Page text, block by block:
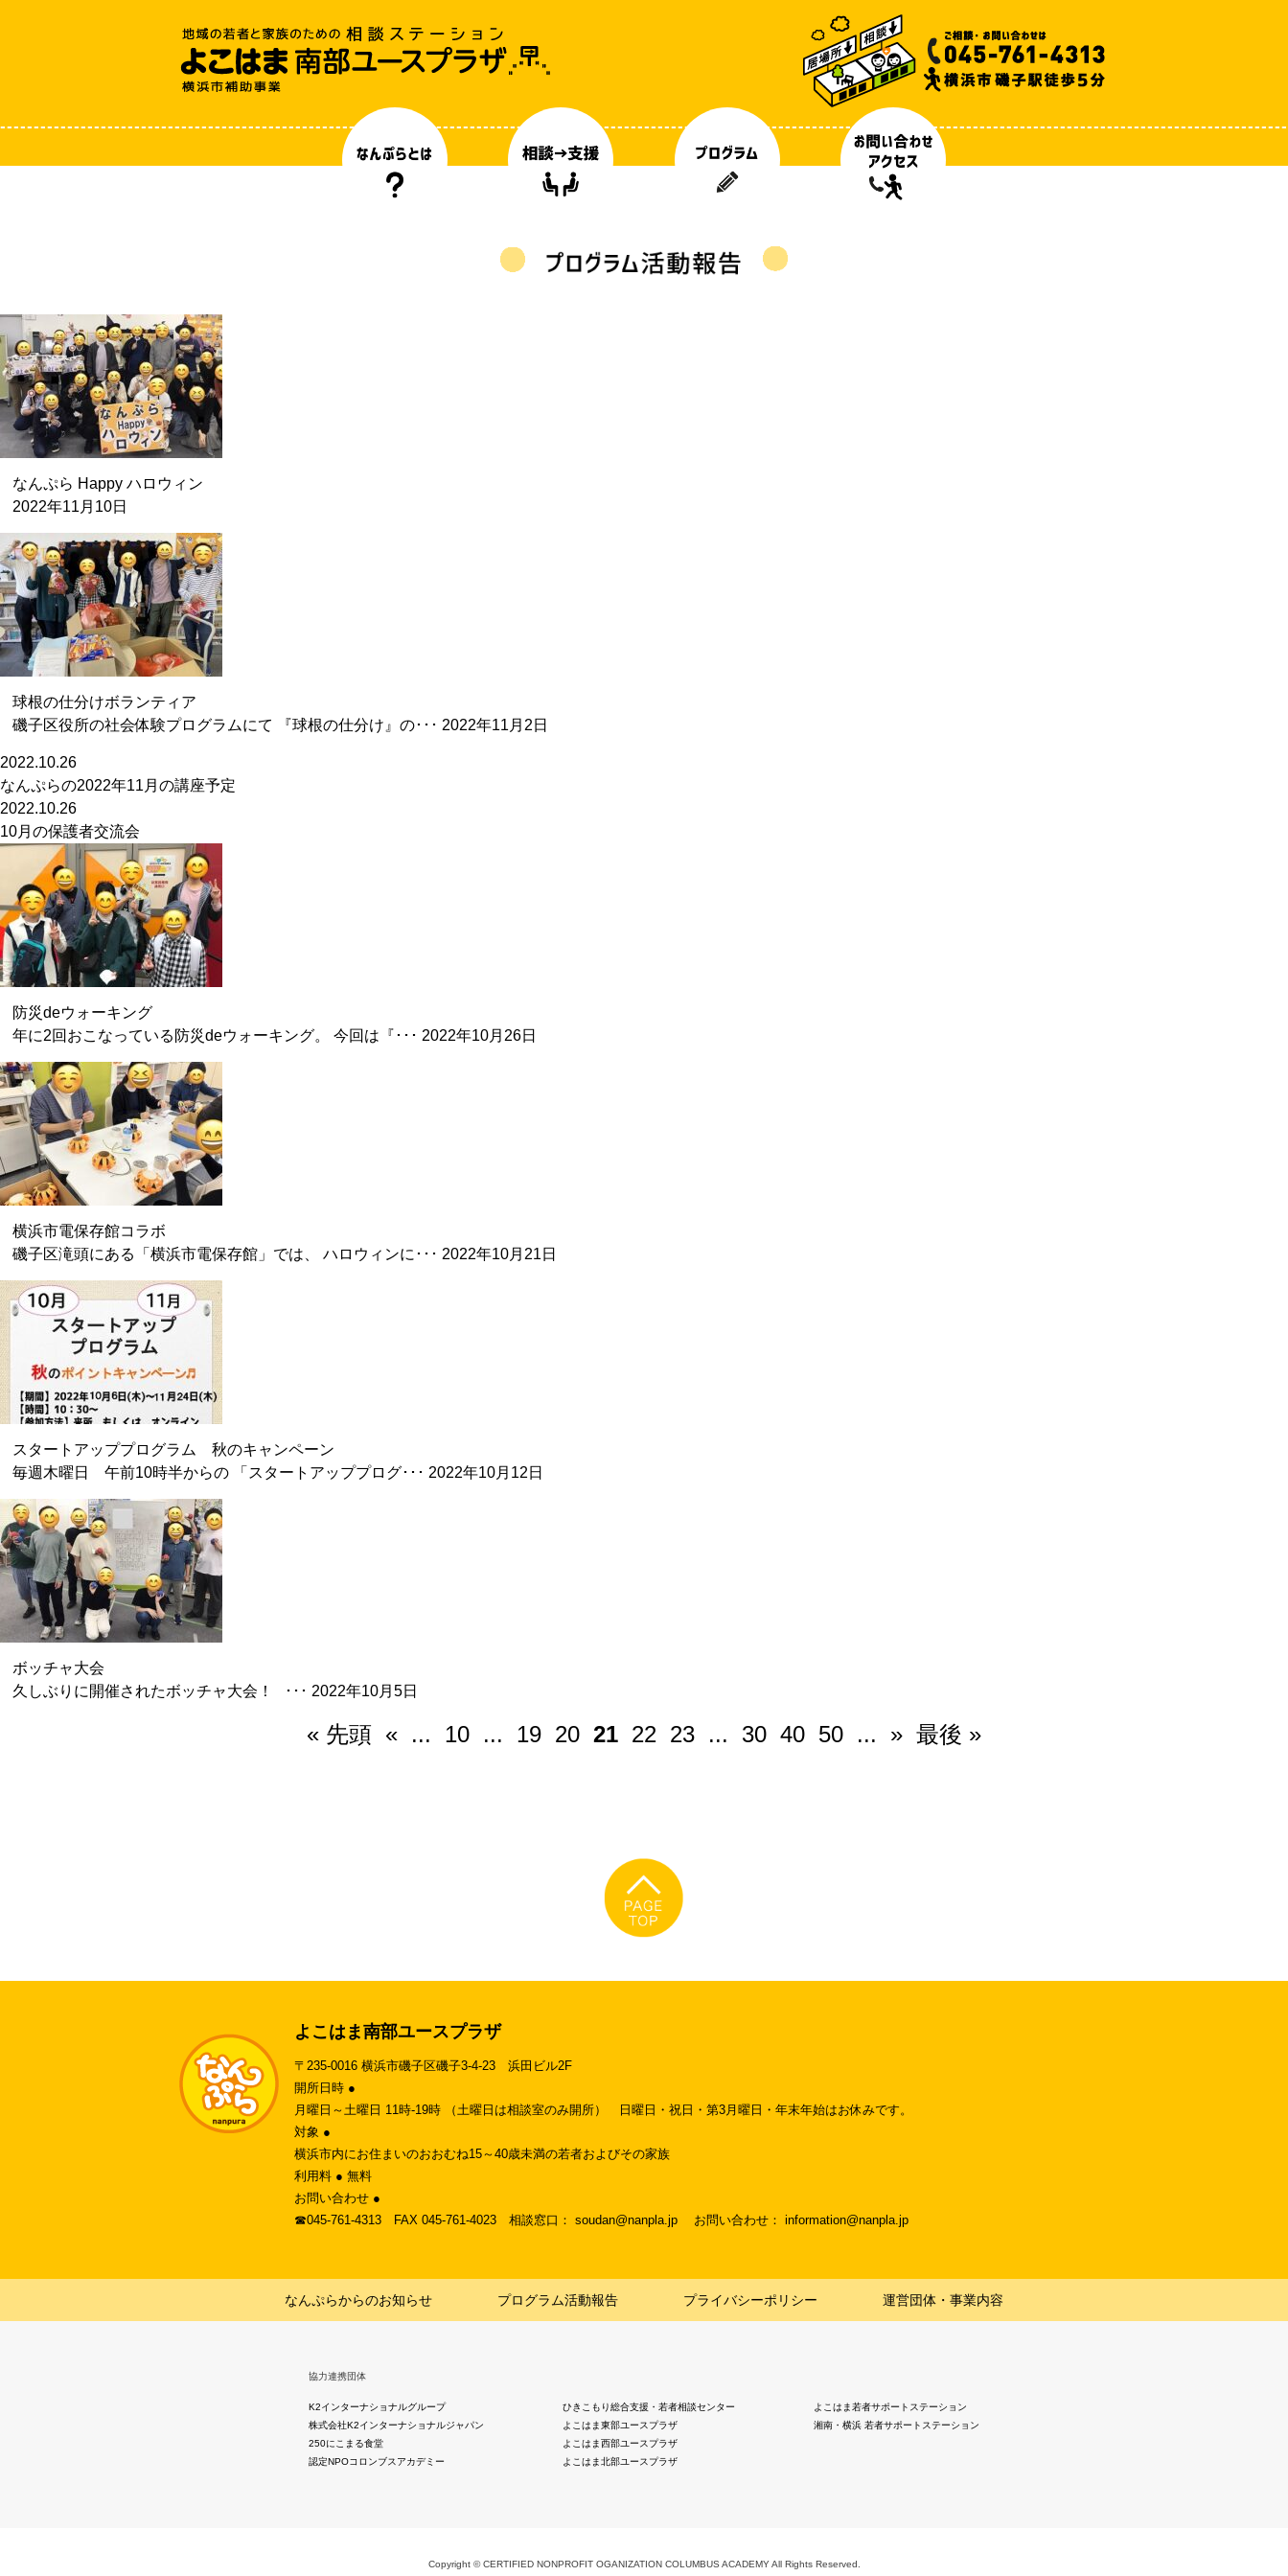
なんぷら Happy ハロウィン
2022年11月10日
球根の仕分けボランティア
磯子区役所の社会体験プログラムにて 『球根の仕分け』の･･･ 2022年11月2日
2022.10.26
なんぷらの2022年11月の講座予定
2022.10.26
10月の保護者交流会
防災deウォーキング
年に2回おこなっている防災deウォーキング。 今回は『･･･ 2022年10月26日
横浜市電保存館コラボ
磯子区滝頭にある「横浜市電保存館」では、 ハロウィンに･･･ 2022年10月21日
スタートアッププログラム 秋のキャンペーン
毎週木曜日 午前10時半からの 「スタートアッププログ･･･ 2022年10月12日
ボッチャ大会
久しぶりに開催されたボッチャ大会！ ･･･ 2022年10月5日
« 先頭 « ... 10 ... 19 20 21 22 23 ... 30 40 50 ... » 最後 »
よこはま南部ユースプラザ
〒235-0016 横浜市磯子区磯子3-4-23 浜田ビル2F
開所日時 ●
月曜日～土曜日 11時-19時 （土曜日は相談室のみ開所）
日曜日・祝日・第3月曜日・年末年始はお休みです。
対象 ●
横浜市内にお住まいのおおむね15～40歳未満の若者およびその家族
利用料 ● 無料
お問い合わせ ●
☎︎045-761-4313 FAX 045-761-4023 相談窓口： soudan@nanpla.jp お問い合わせ： information@nanpla.jp
なんぷらからのお知らせ プログラム活動報告 プライバシーポリシー 運営団体・事業内容
協力連携団体
K2インターナショナルグループ
株式会社K2インターナショナルジャパン
250にこまる食堂
認定NPOコロンブスアカデミー
ひきこもり総合支援・若者相談センター
よこはま東部ユースプラザ
よこはま西部ユースプラザ
よこはま北部ユースプラザ
よこはま若者サポートステーション
湘南・横浜 若者サポートステーション
Copyright © CERTIFIED NONPROFIT OGANIZATION COLUMBUS ACADEMYAll Rights Reserved.